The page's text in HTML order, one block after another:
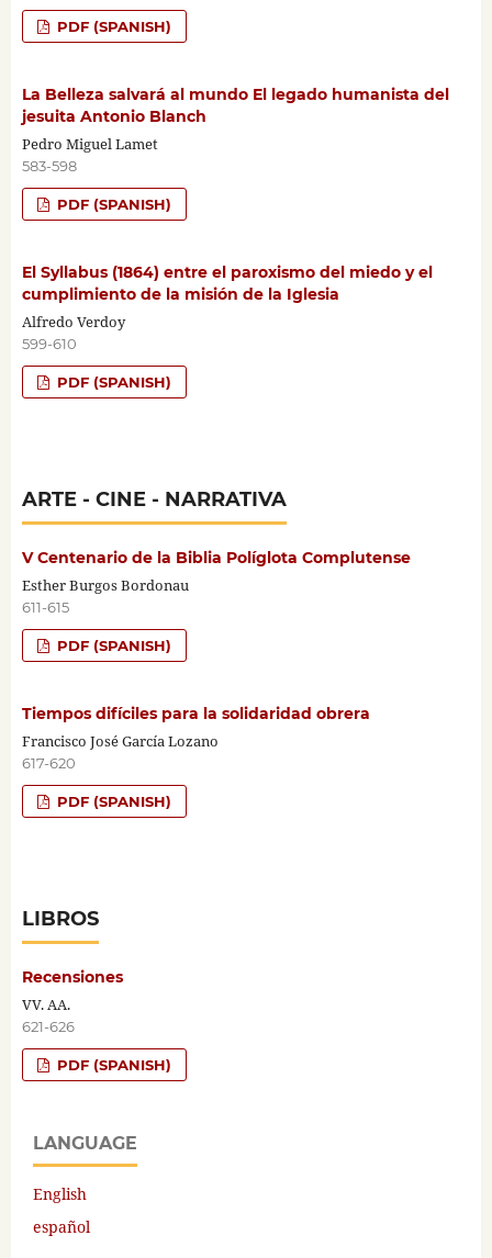
PDF (SPANISH)
La Belleza salvará al mundo El legado humanista del
jesuita Antonio Blanch
Pedro Miguel Lamet
583-598
PDF (SPANISH)
El Syllabus (1864) entre el paroxismo del miedo y el
cumplimiento de la misión de la Iglesia
Alfredo Verdoy
599-610
PDF (SPANISH)
ARTE - CINE - NARRATIVA
V Centenario de la Biblia Políglota Complutense
Esther Burgos Bordonau
611-615
PDF (SPANISH)
Tiempos difíciles para la solidaridad obrera
Francisco José García Lozano
617-620
PDF (SPANISH)
LIBROS
Recensiones
VV. AA.
621-626
PDF (SPANISH)
LANGUAGE
English
español